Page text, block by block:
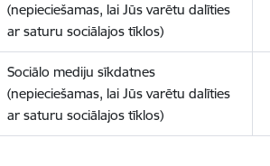
(nepieciešamas, lai Jūs varētu dalīties
ar saturu sociālajos tīklos)
Sociālo mediju sīkdatnes
(nepieciešamas, lai Jūs varētu dalīties
ar saturu sociālajos tīklos)